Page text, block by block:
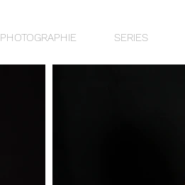
PHOTOGRAPHIE SERIES